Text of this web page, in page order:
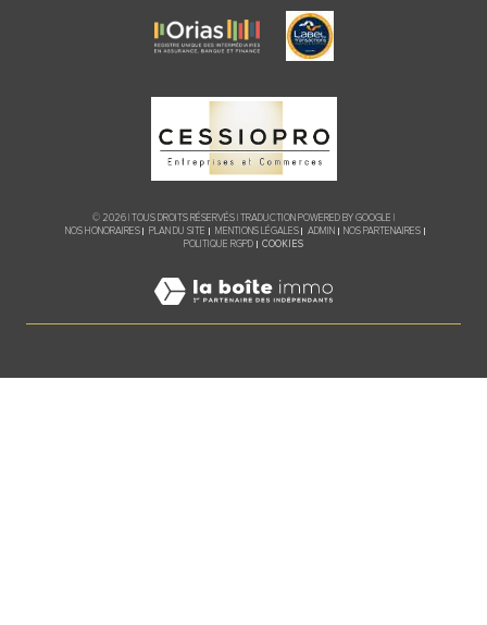
© 2026 | TOUS DROITS RÉSERVÉS | TRADUCTION POWERED BY GOOGLE |
NOS HONORAIRES
PLAN DU SITE MENTIONS LÉGALES ADMIN
NOS PARTENAIRES
POLITIQUE RGPD
COOKIES